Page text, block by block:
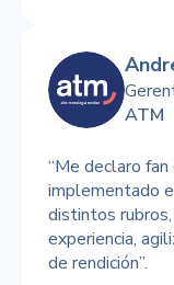
ATM
“Me declaro
implementado
distintos
experiencia,
de rendición”.